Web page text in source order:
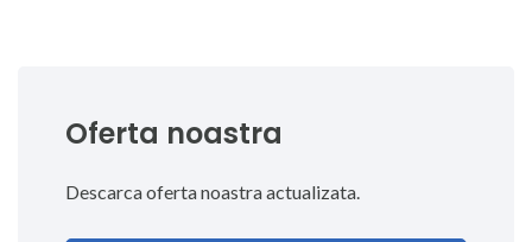
Oferta noastra
Descarca oferta noastra actualizata.